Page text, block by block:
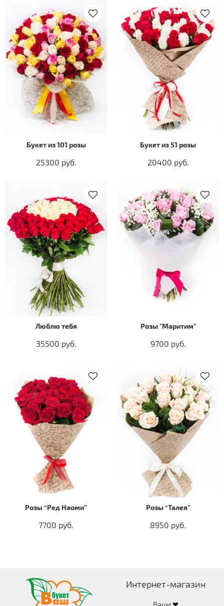
Букет из 101 розы
25300 руб.
Букет из 51 розы
20400 руб.
Люблю тебя
35500 руб.
Розы "Маритим"
9700 руб.
Розы “Ред Наоми”
7700 руб.
Розы “Талея”
8950 руб.
Интернет-магазин
Ваши ❤